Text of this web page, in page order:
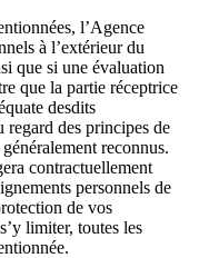
l’Agence
à l’extérieur du
que si une évaluation
que la partie réceptrice
desdits
regard des principes de
reconnus.
contractuellement
personnels de
de vos
limiter, toutes les